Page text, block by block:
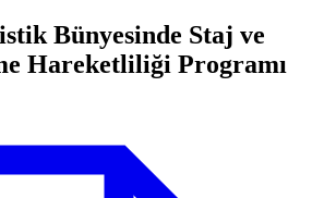
Bünyesinde Staj ve
Hareketliliği Programı